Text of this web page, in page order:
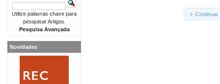
Continuar
Utilize palavras chave para
pesquisar Artigos.
Pesquisa Avançada
Novidades